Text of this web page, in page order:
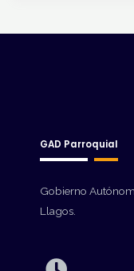
GAD Parroquial
Gobierno
Llagos.